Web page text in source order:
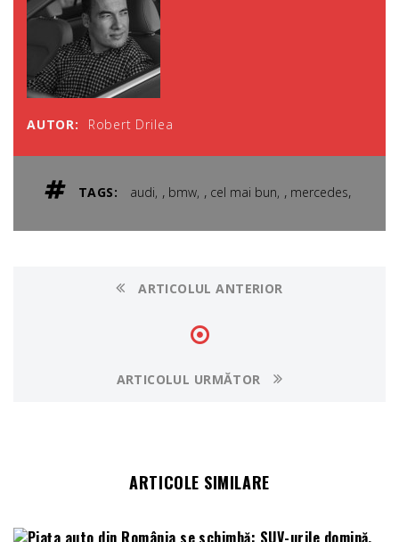
AUTOR: Robert Drilea
TAGS: audi , bmw , cel mai bun , mercedes,
ARTICOLUL ANTERIOR
ARTICOLUL URMĂTOR
ARTICOLE SIMILARE